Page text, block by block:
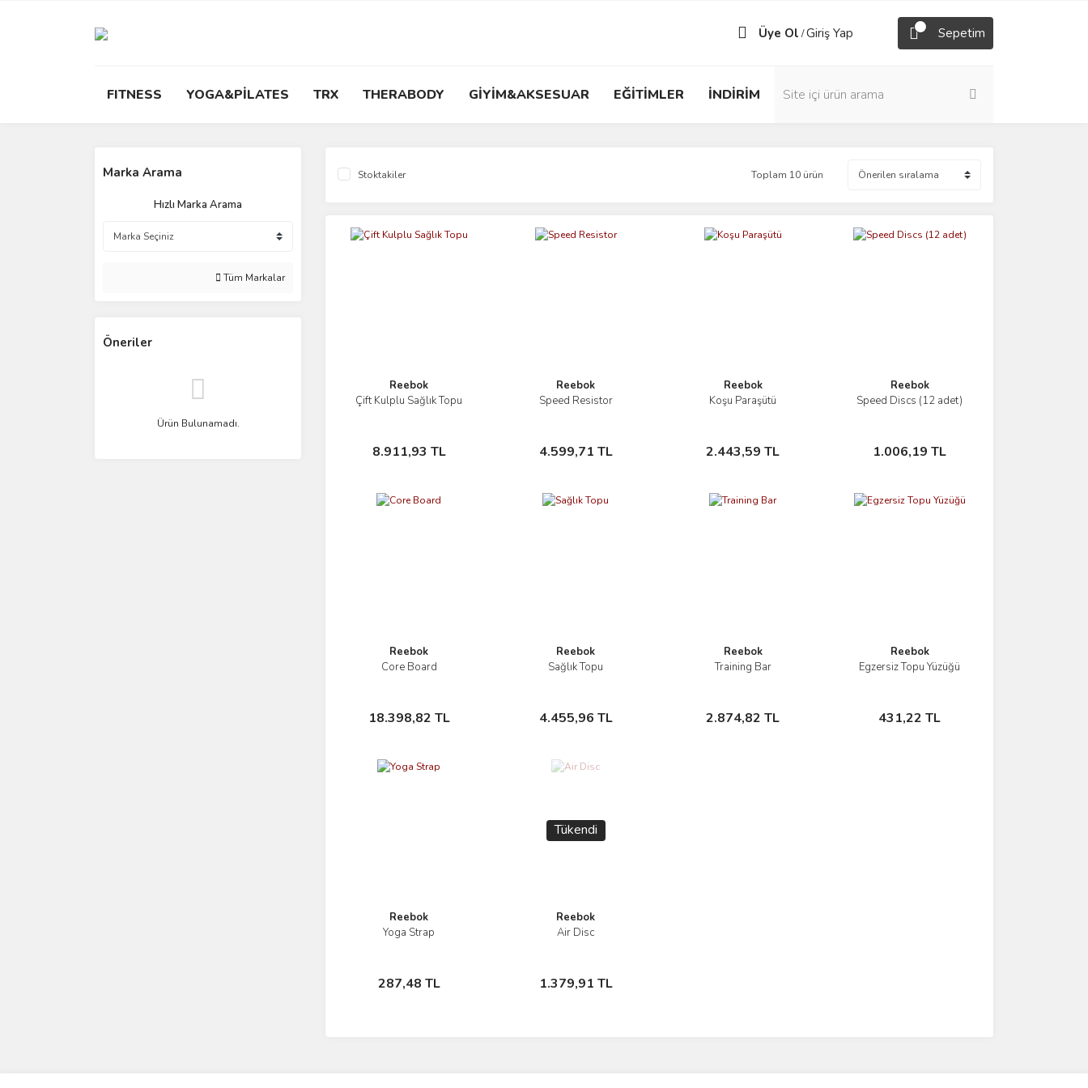
Üye Ol /Giriş Yap Sepetim
FITNESS YOGA&PİLATES TRX THERABODY GİYİM&AKSESUAR EĞİTİMLER İNDİRİM
Marka Arama
Hızlı Marka Arama
Tüm Markalar
Öneriler
Ürün Bulunamadı.
Stoktakiler Toplam 10 ürün
Reebok
Çift Kulplu Sağlık Topu
8.911,93 TL
İncele
Sepete Ekle
Reebok
Speed Resistor
4.599,71 TL
İncele
Sepete Ekle
Reebok
Koşu Paraşütü
2.443,59 TL
İncele
Sepete Ekle
Reebok
Speed Discs (12 adet)
1.006,19 TL
İncele
Sepete Ekle
Reebok
Core Board
18.398,82 TL
İncele
Sepete Ekle
Reebok
Sağlık Topu
4.455,96 TL
İncele
Sepete Ekle
Reebok
Training Bar
2.874,82 TL
İncele
Sepete Ekle
Reebok
Egzersiz Topu Yüzüğü
431,22 TL
İncele
Sepete Ekle
Reebok
Yoga Strap
287,48 TL
İncele
Sepete Ekle
Tükendi
Reebok
Air Disc
1.379,91 TL
İncele
Stokta Yok